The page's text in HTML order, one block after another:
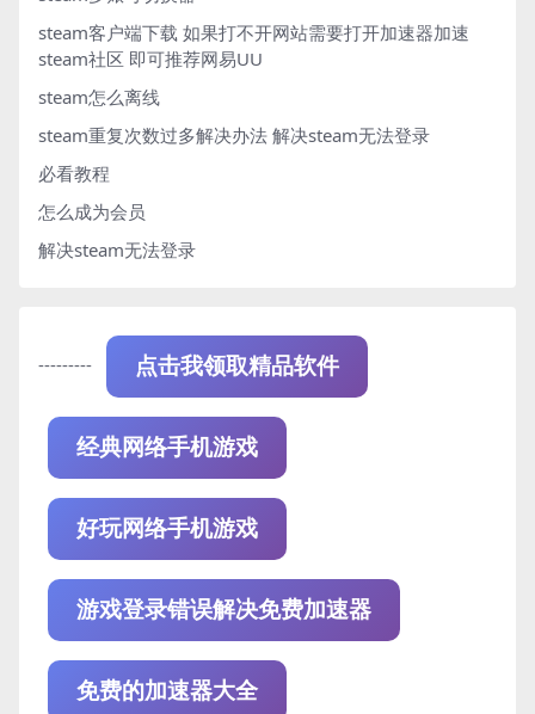
steam客户端下载 如果打不开网站需要打开加速器加速
steam社区 即可推荐网易UU
steam怎么离线
steam重复次数过多解决办法 解决steam无法登录
必看教程
怎么成为会员
解决steam无法登录
--------- 点击我领取精品软件
经典网络手机游戏
好玩网络手机游戏
游戏登录错误解决免费加速器
免费的加速器大全